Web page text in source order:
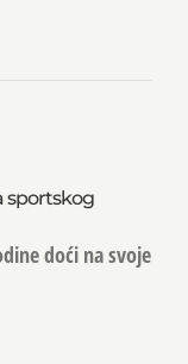
sportskog
doći na svoje